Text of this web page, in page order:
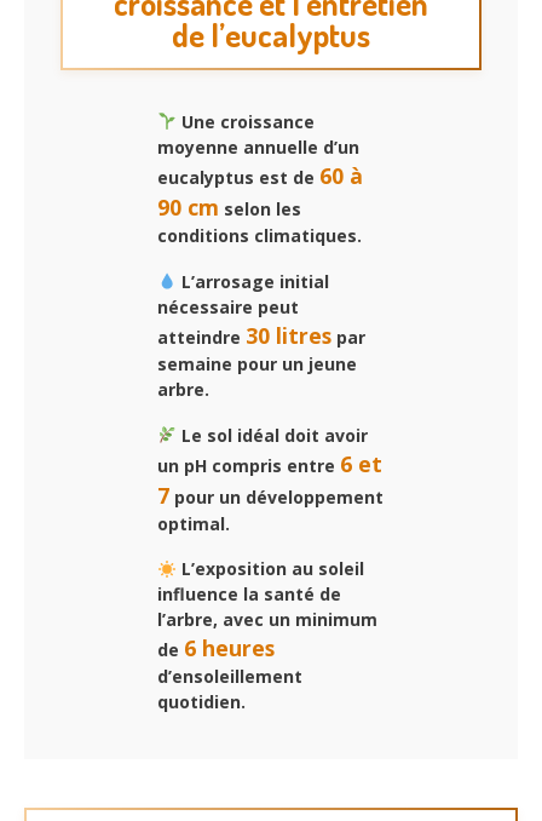
de l’eucalyptus
Une croissance
moyenne annuelle d’un
eucalyptus est de 60 à
90 cm selon les
conditions climatiques.
L’arrosage initial
nécessaire peut
atteindre 30 litres par
semaine pour un jeune
arbre.
Le sol idéal doit avoir
un pH compris entre 6 et
7 pour un développement
optimal.
L’exposition au soleil
influence la santé de
l’arbre, avec un minimum
de 6 heures
d’ensoleillement
quotidien.